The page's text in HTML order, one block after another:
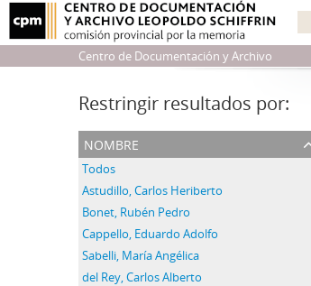
Centro de Documentación y Archivo
Restringir resultados por:
nombre
Todos
Astudillo, Carlos Heriberto
Bonet, Rubén Pedro
Cappello, Eduardo Adolfo
Sabelli, María Angélica
del Rey, Carlos Alberto